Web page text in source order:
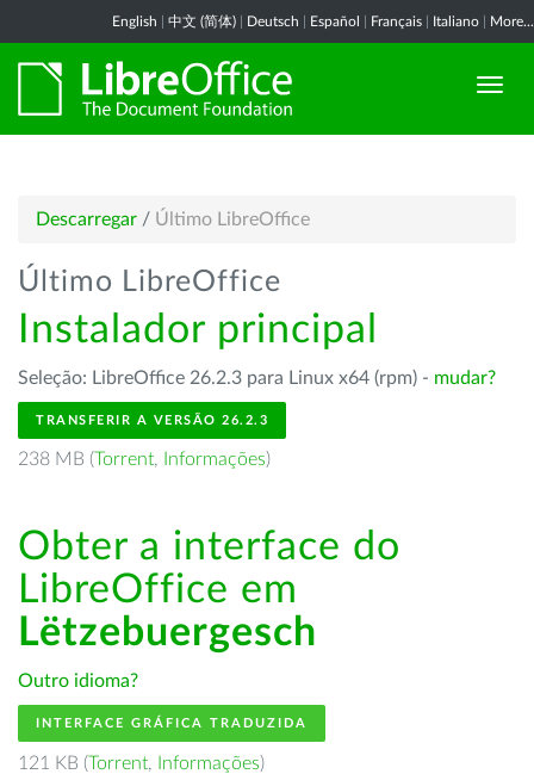
English 中文 (简体) Deutsch Español Français Italiano More...
Descarregar / Último LibreOffice
Último LibreOffice
Instalador principal
Seleção: LibreOffice 26.2.3 para Linux x64 (rpm) - mudar?
TRANSFERIR A VERSÃO 26.2.3
238 MB (Torrent, Informações)
Obter a interface do
LibreOffice em
Lëtzebuergesch
Outro idioma?
INTERFACE GRÁFICA TRADUZIDA
121 KB (Torrent, Informações)